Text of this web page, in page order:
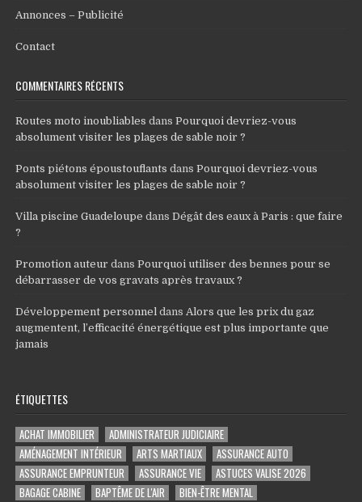
Annonces – Publicité
Contact
COMMENTAIRES RÉCENTS
Routes moto inoubliables dansPourquoi devriez-vous
absolument visiter les plages de sable noir ?
Ponts piétons époustouflants dansPourquoi devriez-vous
absolument visiter les plages de sable noir ?
Villa piscine Guadeloupe dansDégât des eaux à Paris : que faire
?
Promotion auteur dansPourquoi utiliser des bennes pour se
débarrasser de vos gravats après travaux ?
Développement personnel dans Alors que les prix du gaz
augmentent, l’efficacité énergétique est plus importante que
jamais
ÉTIQUETTES
ACHAT IMMOBILIER
ADMINISTRATEUR JUDICIAIRE
AMÉNAGEMENT INTÉRIEUR
ARTS MARTIAUX
ASSURANCE AUTO
ASSURANCE EMPRUNTEUR
ASSURANCE VIE
ASTUCES VALISE 2026
BAGAGE CABINE
BAPTÊME DE L'AIR
BIEN-ÊTRE MENTAL